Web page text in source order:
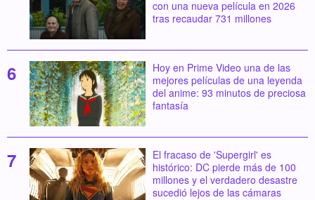
con una nueva película en 2026
tras recaudar 731 millones
Hoy en Prime Video una de las
mejores películas de una leyenda
del anime: 93 minutos de preciosa
fantasía
El fracaso de 'Supergirl' es
histórico: DC pierde más de 100
millones y el verdadero desastre
sucedió lejos de las cámaras